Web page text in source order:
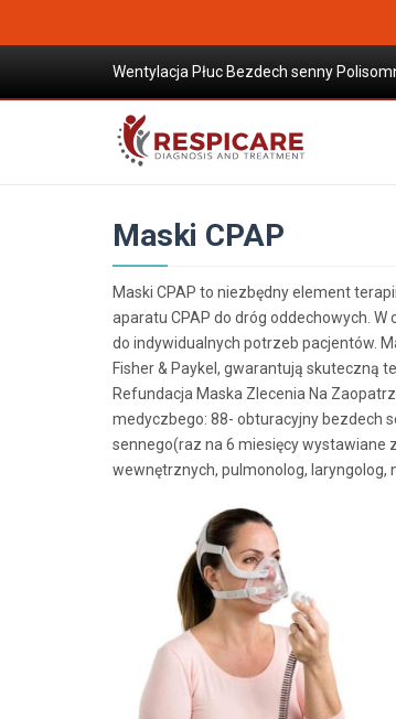
Wentylacja Płuc Bezdech senny
Wysokoprzepływowa terapia tlenem
Sklep / Produkty
Maski CPAP
Maski CPAP
Maski CPAP to niezbędny element
aparatu CPAP do dróg oddechowych.
do indywidualnych potrzeb pacjentów.
Fisher & Paykel, gwarantują skuteczną
Refundacja Maska Zlecenia Na
medyczbego: 88- obturacyjny bezdech
sennego(raz na 6 miesięcy wystawiane
wewnętrznych, pulmonolog, laryngolog,